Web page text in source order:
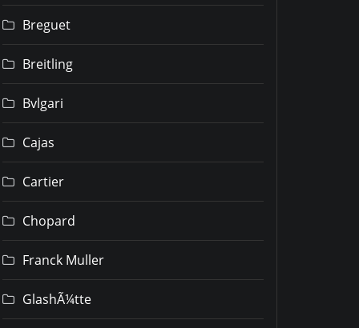
Breguet
Breitling
Bvlgari
Cajas
Cartier
Chopard
Franck Muller
GlashÃ¼tte